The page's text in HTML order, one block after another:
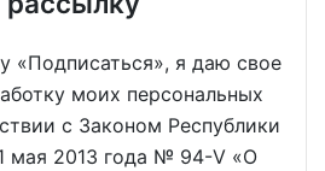
«Подписаться», я даю свое
моих персональных
с Законом Республики
мая 2013 года № 94-V «О